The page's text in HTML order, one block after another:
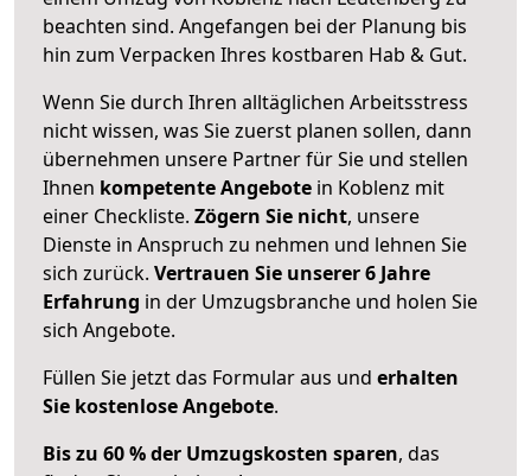
beachten sind. Angefangen bei der Planung bis
hin zum Verpacken Ihres kostbaren Hab & Gut.
Wenn Sie durch Ihren alltäglichen Arbeitsstress
nicht wissen, was Sie zuerst planen sollen, dann
übernehmen unsere Partner für Sie und stellen
Ihnen kompetente Angebote in Koblenz mit
einer Checkliste. Zögern Sie nicht, unsere
Dienste in Anspruch zu nehmen und lehnen Sie
sich zurück. Vertrauen Sie unserer 6 Jahre
Erfahrung in der Umzugsbranche und holen Sie
sich Angebote.
Füllen Sie jetzt das Formular aus und erhalten
Sie kostenlose Angebote.
Bis zu 60 % der Umzugskosten sparen, das